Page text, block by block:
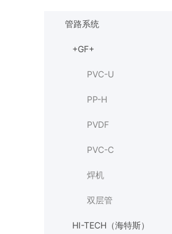
管路系统
+GF+
PVC-U
PP-H
PVDF
PVC-C
焊机
双层管
HI-TECH（海特斯）